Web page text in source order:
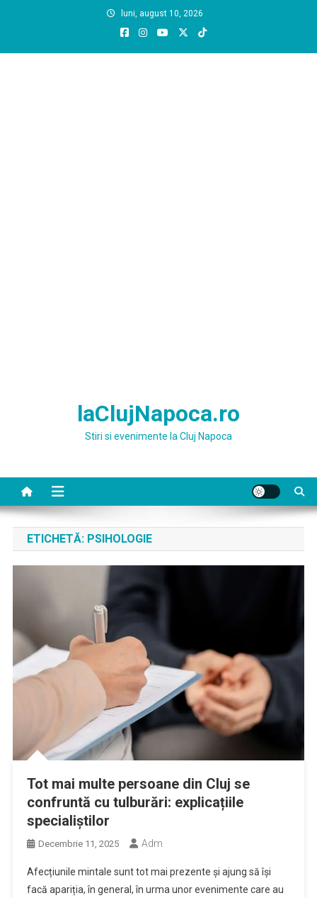
luni, august 10, 2026
laClujNapoca.ro
Stiri si evenimente la Cluj Napoca
ETICHETĂ: PSIHOLOGIE
Tot mai multe persoane din Cluj se
confruntă cu tulburări: explicațiile
specialiștilor
Decembrie 11, 2025 Adm
Afecțiunile mintale sunt tot mai prezente și ajung să își
facă apariția, în general, în urma unor evenimente care au